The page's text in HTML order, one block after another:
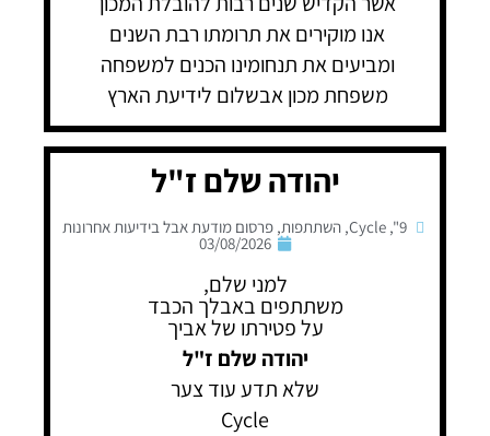
אנו מוקירים את תרומתו רבת השנים
ומביעים את תנחומינו הכנים למשפחה
משפחת מכון אבשלום לידיעת הארץ
יהודה שלם ז"ל
9"
,
Cycle
, השתתפות, פרסום מודעת אבל בידיעות אחרונות
03/08/2026
למני שלם,
משתתפים באבלך הכבד
על פטירתו של אביך
יהודה שלם ז"ל
שלא תדע עוד צער
Cycle